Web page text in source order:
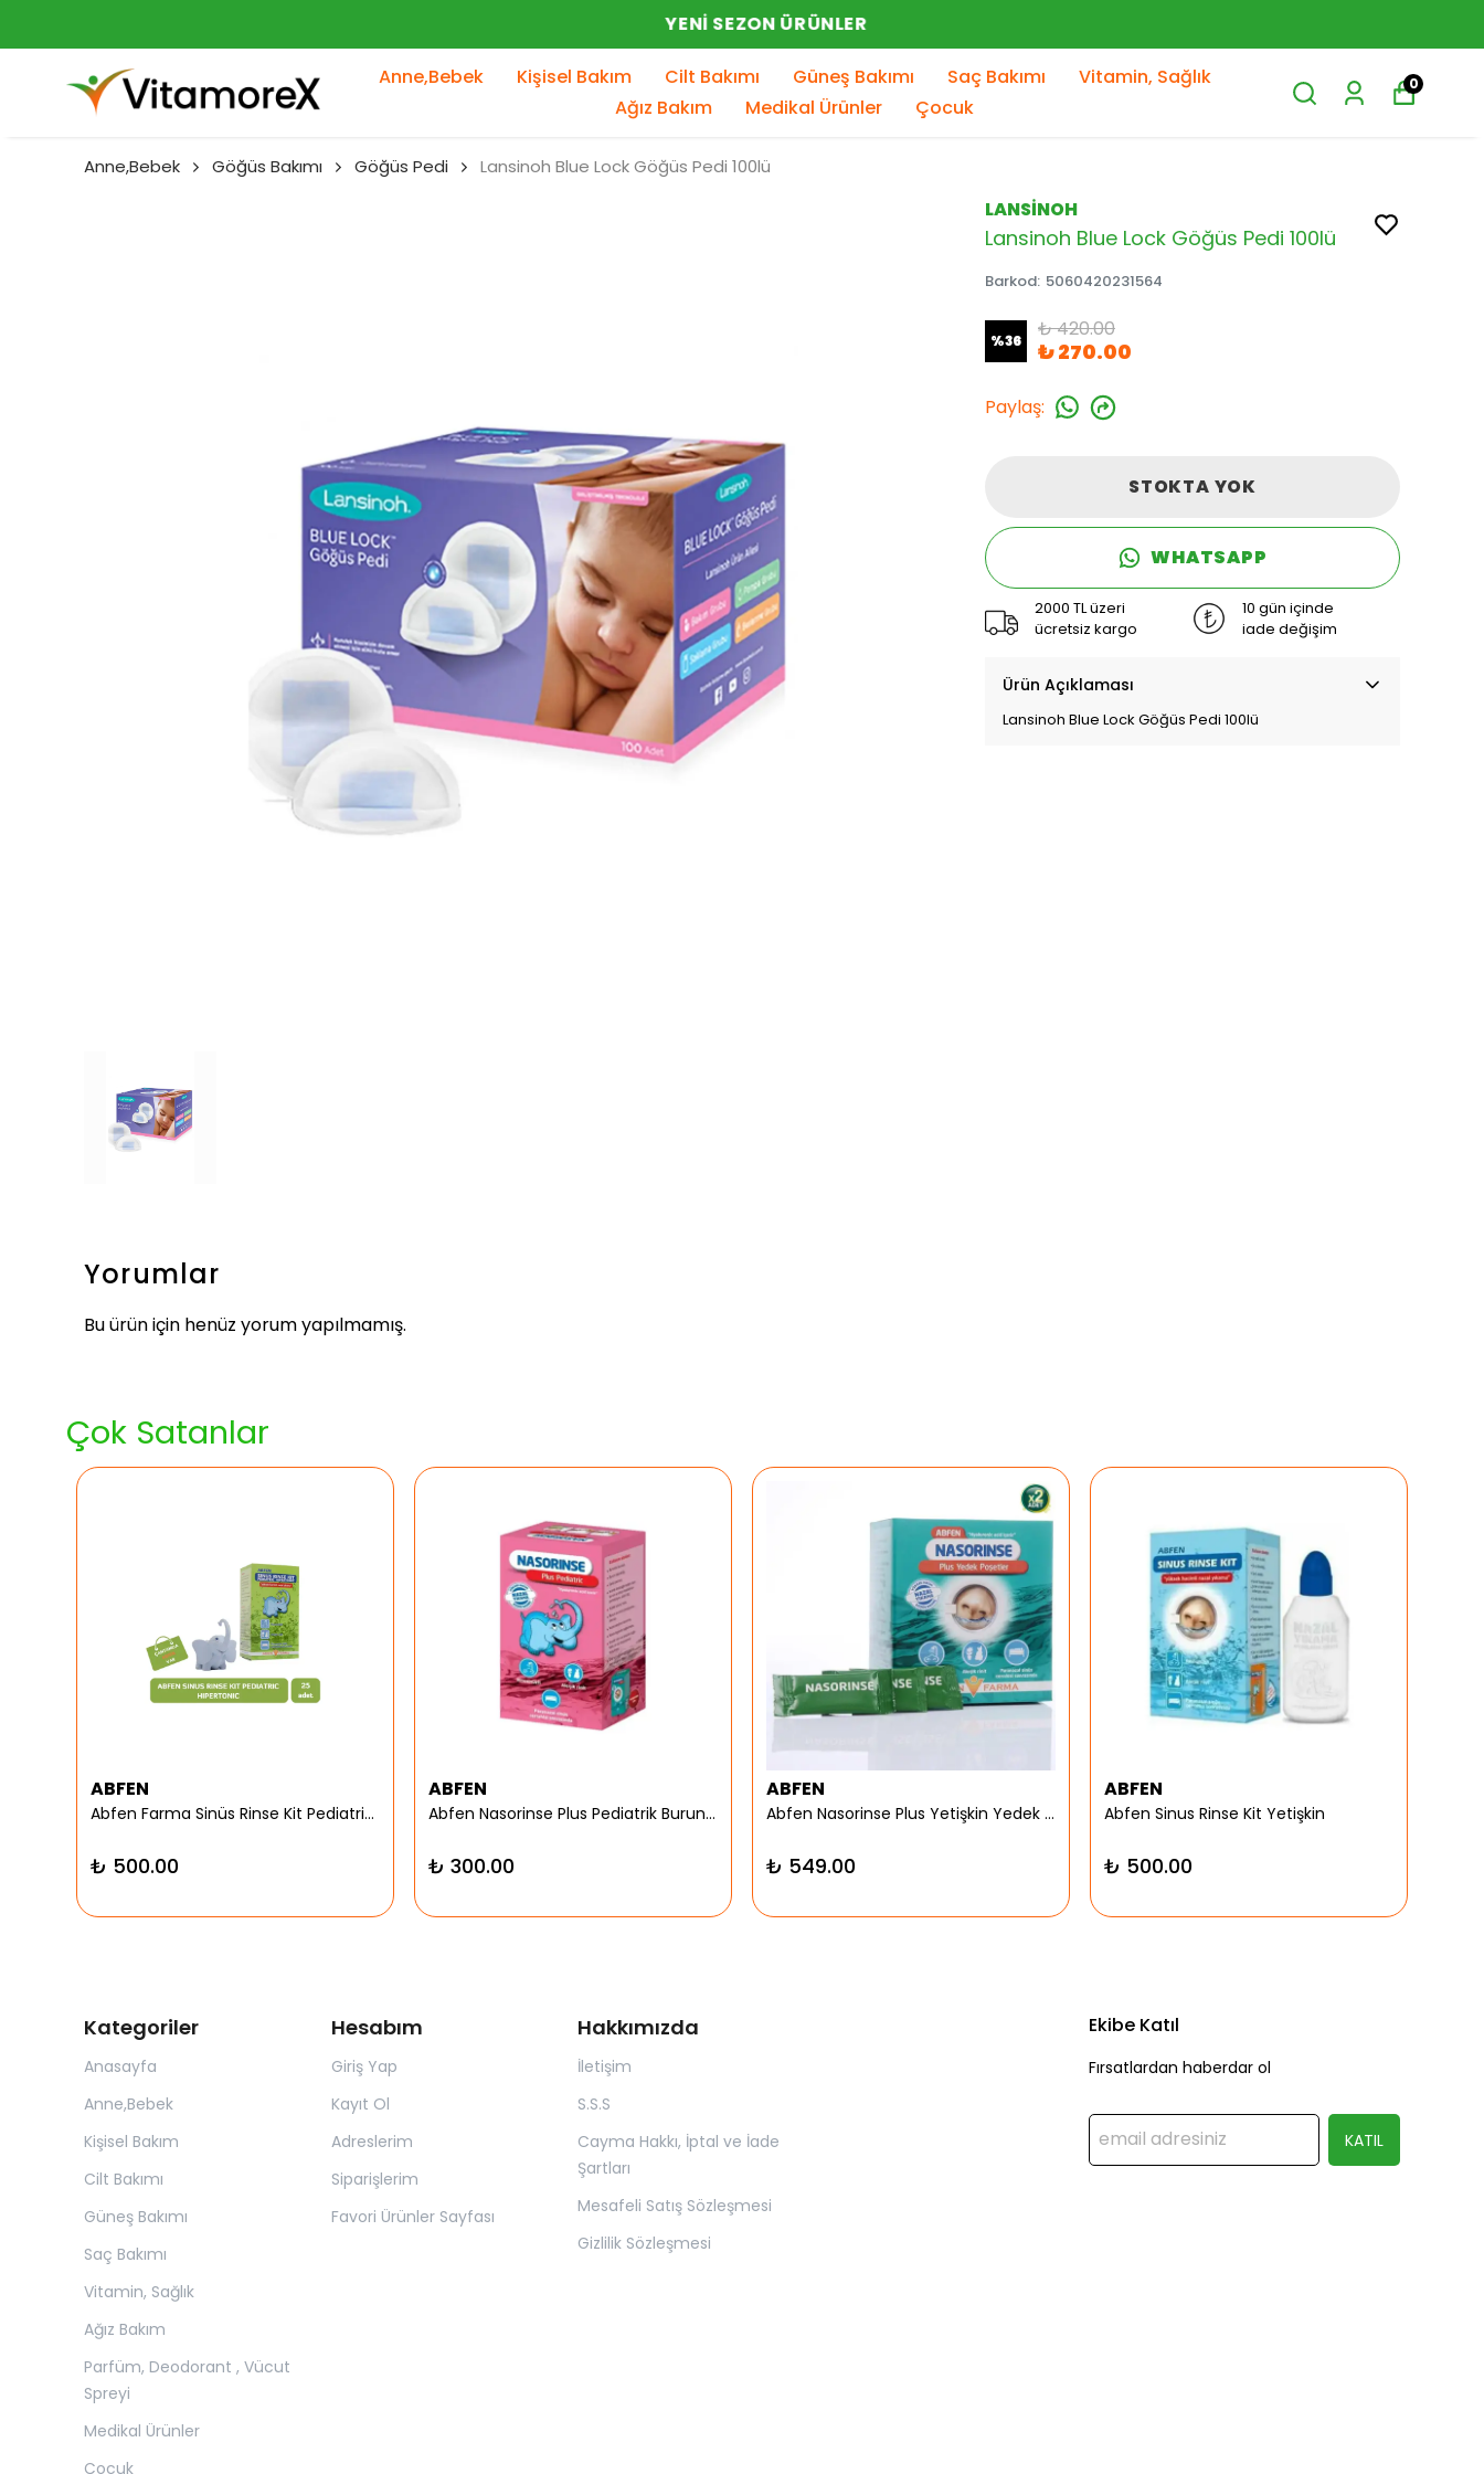
YENI SEZON ÜRÜNLER
Anne,Bebek Kişisel Bakım Cilt Bakımı Güneş Bakımı Saç Bakımı
Vitamin, Sağlık
Ağız Bakım
Medikal Ürünler Çocuk
0
Anne,Bebek Göğüs Bakımı Göğüs Pedi Lansinoh Blue Lock Göğüs Pedi 100lü
LANSİNOH
Lansinoh Blue Lock Göğüs Pedi 100lü
Barkod: 5060420231564
%36 ₺ 420.00
₺ 270.00
Paylaş:
STOKTA YOK
WHATSAPP
2000 TL üzeri
ücretsiz kargo
10 gün içinde
iade değişim
Ürün Açıklaması
Lansinoh Blue Lock Göğüs Pedi 100lü
Yorumlar
Bu ürün için henüz yorum yapılmamış.
Çok Satanlar
ABFEN
Abfen Farma Sinüs Rinse Kit Pediatrik Hipertonic
₺ 500.00
ABFEN
Abfen Nasorinse Plus Pediatrik Burun Yıkama Kiti
₺ 300.00
ABFEN
Abfen Nasorinse Plus Yetişkin Yedek Poşet
₺ 549.00
ABFEN
Abfen Sinus Rinse Kit Yetişkin
₺ 500.00
Kategoriler
Anasayfa
Anne,Bebek
Kişisel Bakım
Cilt Bakımı
Güneş Bakımı
Saç Bakımı
Vitamin, Sağlık
Ağız Bakım
Parfüm, Deodorant , Vücut
Spreyi
Medikal Ürünler
Çocuk
Hesabım
Giriş Yap
Kayıt Ol
Adreslerim
Siparişlerim
Favori Ürünler Sayfası
Hakkımızda
İletişim
S.S.S
Cayma Hakkı, İptal ve İade
Şartları
Mesafeli Satış Sözleşmesi
Gizlilik Sözleşmesi
Ekibe Katıl
Fırsatlardan haberdar ol
KATIL